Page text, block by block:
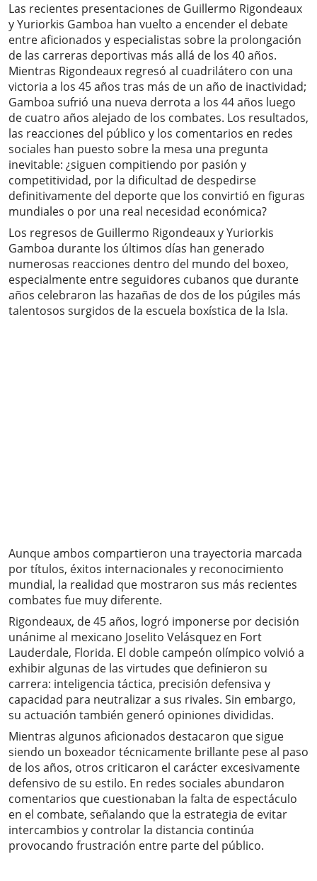
Las recientes presentaciones de Guillermo Rigondeaux
y Yuriorkis Gamboa han vuelto a encender el debate
entre aficionados y especialistas sobre la prolongación
de las carreras deportivas más allá de los 40 años.
Mientras Rigondeaux regresó al cuadrilátero con una
victoria a los 45 años tras más de un año de inactividad;
Gamboa sufrió una nueva derrota a los 44 años luego
de cuatro años alejado de los combates. Los resultados,
las reacciones del público y los comentarios en redes
sociales han puesto sobre la mesa una pregunta
inevitable: ¿siguen compitiendo por pasión y
competitividad, por la dificultad de despedirse
definitivamente del deporte que los convirtió en figuras
mundiales o por una real necesidad económica?
Los regresos de Guillermo Rigondeaux y Yuriorkis
Gamboa durante los últimos días han generado
numerosas reacciones dentro del mundo del boxeo,
especialmente entre seguidores cubanos que durante
años celebraron las hazañas de dos de los púgiles más
talentosos surgidos de la escuela boxística de la Isla.
Aunque ambos compartieron una trayectoria marcada
por títulos, éxitos internacionales y reconocimiento
mundial, la realidad que mostraron sus más recientes
combates fue muy diferente.
Rigondeaux, de 45 años, logró imponerse por decisión
unánime al mexicano Joselito Velásquez en Fort
Lauderdale, Florida. El doble campeón olímpico volvió a
exhibir algunas de las virtudes que definieron su
carrera: inteligencia táctica, precisión defensiva y
capacidad para neutralizar a sus rivales. Sin embargo,
su actuación también generó opiniones divididas.
Mientras algunos aficionados destacaron que sigue
siendo un boxeador técnicamente brillante pese al paso
de los años, otros criticaron el carácter excesivamente
defensivo de su estilo. En redes sociales abundaron
comentarios que cuestionaban la falta de espectáculo
en el combate, señalando que la estrategia de evitar
intercambios y controlar la distancia continúa
provocando frustración entre parte del público.